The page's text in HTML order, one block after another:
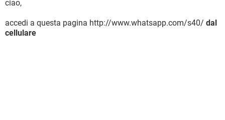
ciao,
accedi a questa pagina http://www.whatsapp.com/s40/ dal
cellulare